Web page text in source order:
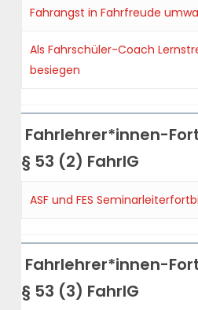
Fahrangst in Fahrfreude
Als Fahrschüler-Coach
besiegen
Fahrlehrer*innen-
§ 53 (2) FahrlG
ASF und FES
Fahrlehrer*innen-
§ 53 (3) FahrlG